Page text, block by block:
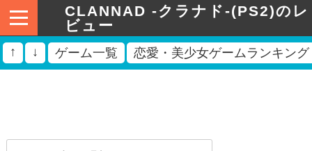
CLANNAD -クラナド-(PS2)のレ
ビュー
↑ ↓ ゲーム一覧 恋愛・美少女ゲームランキング